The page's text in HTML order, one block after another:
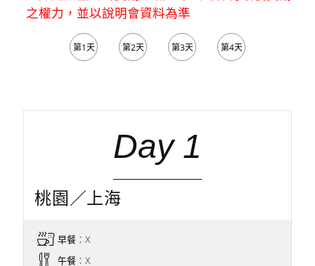
之權力，並以說明會資料為準
第1天 第2天 第3天 第4天
Day 1
桃園／上海
早餐：X
午餐：X